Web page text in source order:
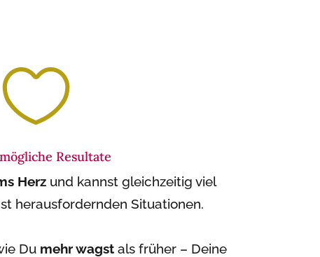

Resultate
Herz und kannst gleichzeitig viel
herausfordernden Situationen.
Du mehr wagst als früher – Deine